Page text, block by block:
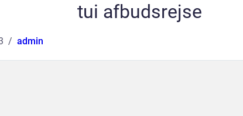
tui afbudsrejse
admin